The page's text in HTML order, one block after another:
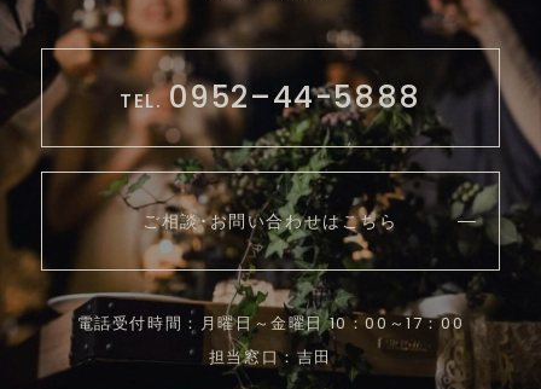
TEL. 0952–44-5888
ご相談･お問い合わせはこちら
電話受付時間：月曜日～金曜日 10：00～17：00
担当窓口：吉田